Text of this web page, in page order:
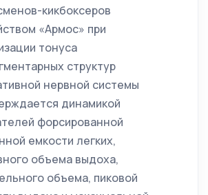
кикбоксеров
«Армос» при
тонуса
структур
нервной системы
динамикой
форсированной
емкости легких,
объема выдоха,
объема, пиковой